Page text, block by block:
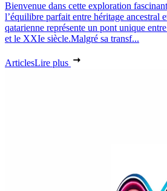
Bienvenue dans cette exploration
l’équilibre parfait entre héritage ancestral
qatarienne représente un pont unique
et le XXIe siècle.Malgré sa transf...
ArticlesLire plus